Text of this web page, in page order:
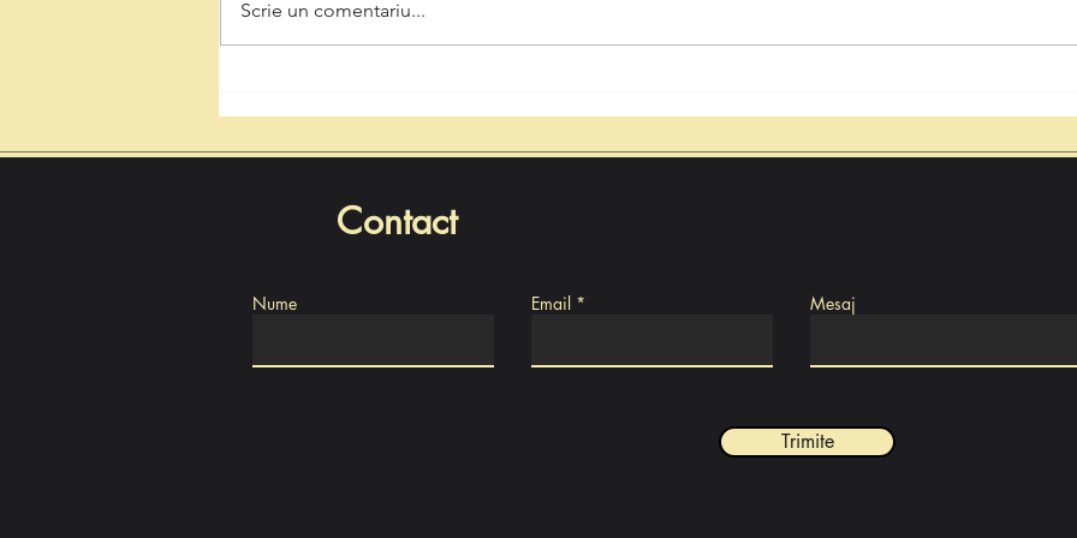
protejează Valea Jiului și
Ecologizarea și reconversia
spațiu verde
Scrie un comentariu...
Contact
Nume Email Mesaj
Trimite